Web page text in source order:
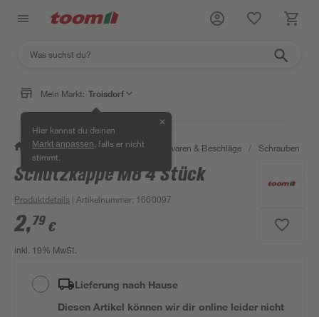
Mein Markt: Troisdorf
Hier kannst du deinen
Markt anpassen , falls er nicht
stimmt.
✕
/ Werkstatt & Maschinen / Eisenwaren & Beschläge / Schrauben
Schutzkappe M8 4 Stück
Produktdetails | Artikelnummer: 1660097
2,79 €
inkl. 19% MwSt.
Lieferung nach Hause
Diesen Artikel können wir dir online leider nicht